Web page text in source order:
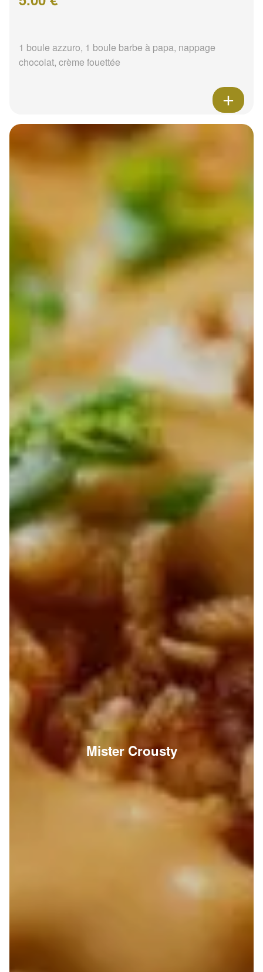
1 boule azzuro, 1 boule barbe à papa, nappage
chocolat, crème fouettée
Mister Crousty